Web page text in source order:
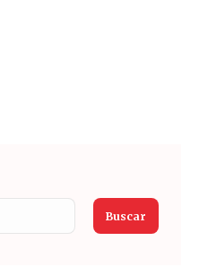
Buscar